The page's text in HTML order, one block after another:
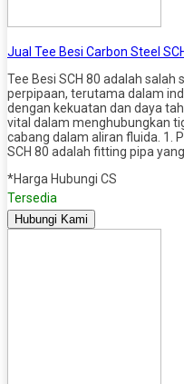
Jual Tee Besi Carbon Steel
Tee Besi SCH 80 adalah
perpipaan, terutama dalam
dengan kekuatan dan daya
vital dalam menghubungkan
cabang dalam aliran fluida. 1.
SCH 80 adalah fitting pipa
*Harga Hubungi CS
Tersedia
Hubungi Kami